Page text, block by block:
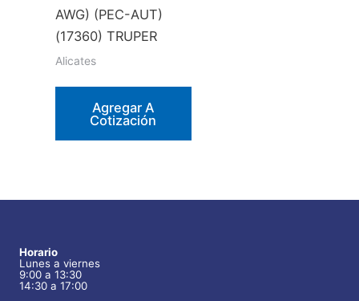
AWG) (PEC-AUT)
(17360) TRUPER
Alicates
Agregar A
Cotización
Horario
Lunes a viernes
9:00 a 13:30
14:30 a 17:00